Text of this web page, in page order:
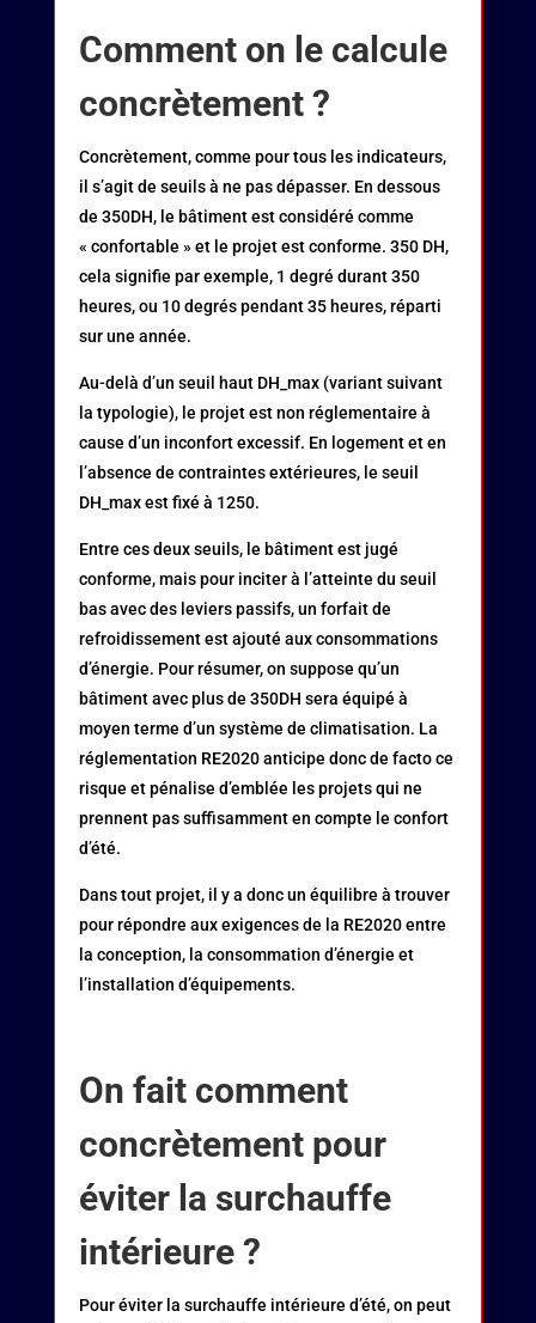
Comment on le calcule
concrètement ?
Concrètement, comme pour tous les indicateurs,
il s’agit de seuils à ne pas dépasser. En dessous
de 350DH, le bâtiment est considéré comme
« confortable » et le projet est conforme. 350 DH,
cela signifie par exemple, 1 degré durant 350
heures, ou 10 degrés pendant 35 heures, réparti
sur une année.
Au-delà d’un seuil haut DH_max (variant suivant
la typologie), le projet est non réglementaire à
cause d’un inconfort excessif. En logement et en
l’absence de contraintes extérieures, le seuil
DH_max est fixé à 1250.
Entre ces deux seuils, le bâtiment est jugé
conforme, mais pour inciter à l’atteinte du seuil
bas avec des leviers passifs, un forfait de
refroidissement est ajouté aux consommations
d’énergie. Pour résumer, on suppose qu’un
bâtiment avec plus de 350DH sera équipé à
moyen terme d’un système de climatisation. La
réglementation RE2020 anticipe donc de facto ce
risque et pénalise d’emblée les projets qui ne
prennent pas suffisamment en compte le confort
d’été.
Dans tout projet, il y a donc un équilibre à trouver
pour répondre aux exigences de la RE2020 entre
la conception, la consommation d’énergie et
l’installation d’équipements.
On fait comment
concrètement pour
éviter la surchauffe
intérieure ?
Pour éviter la surchauffe intérieure d’été, on peut